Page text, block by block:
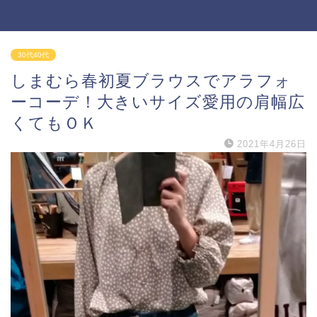
30代40代
しまむら春初夏ブラウスでアラフォ
ーコーデ！大きいサイズ愛用の肩幅広
くてもＯＫ
2021年4月26日